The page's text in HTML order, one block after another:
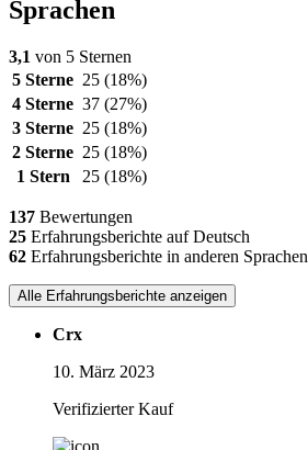
Sprachen
3,1 von 5 Sternen
5 Sterne 25 (18%)
4 Sterne 37 (27%)
3 Sterne 25 (18%)
2 Sterne 25 (18%)
1 Stern
25 (18%)
137 Bewertungen
25 Erfahrungsberichte auf Deutsch
62 Erfahrungsberichte in anderen Sprachen
Alle Erfahrungsberichte anzeigen
Crx
10. März 2023
Verifizierter Kauf